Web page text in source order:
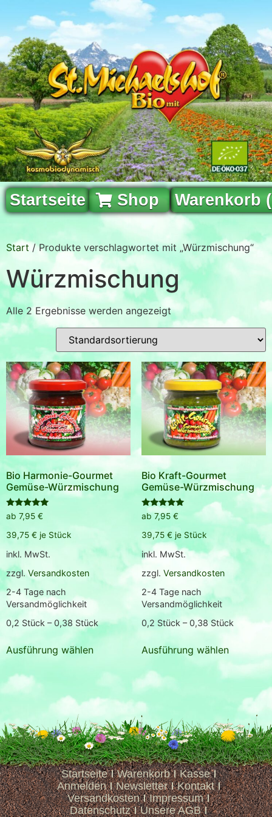
Startseite Shop Warenkorb
Start / Produkte verschlagwortet mit „Würzmischung“
Würzmischung
Alle 2 Ergebnisse werden angezeigt
Bio Harmonie-Gourmet
Gemüse-Würzmischung
Bewertet
mit
von 5
ab 7,95 €
39,75 € je Stück
inkl. MwSt.
zzgl. Versandkosten
2-4 Tage nach
Versandmöglichkeit
0,2 Stück – 0,38 Stück
Ausführung wählen
Bio Kraft-Gourmet
Gemüse-Würzmischung
Bewertet
mit
von 5
ab 7,95 €
39,75 € je Stück
inkl. MwSt.
zzgl. Versandkosten
2-4 Tage nach
Versandmöglichkeit
0,2 Stück – 0,38Stück
Ausführung wählen
Startseite Warenkorb
Kasse
Anmelden
Newsletter
Kontakt
Versandkosten
Impressum
Datenschutz
Unsere AGB